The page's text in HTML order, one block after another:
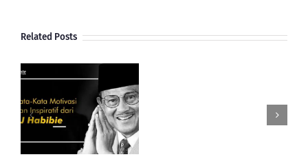
Related Posts